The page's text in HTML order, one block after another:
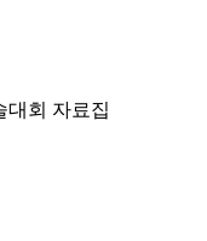
대회 자료집